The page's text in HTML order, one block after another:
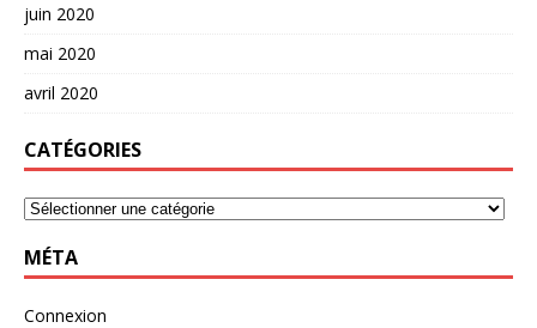
juin 2020
mai 2020
avril 2020
CATÉGORIES
MÉTA
Connexion